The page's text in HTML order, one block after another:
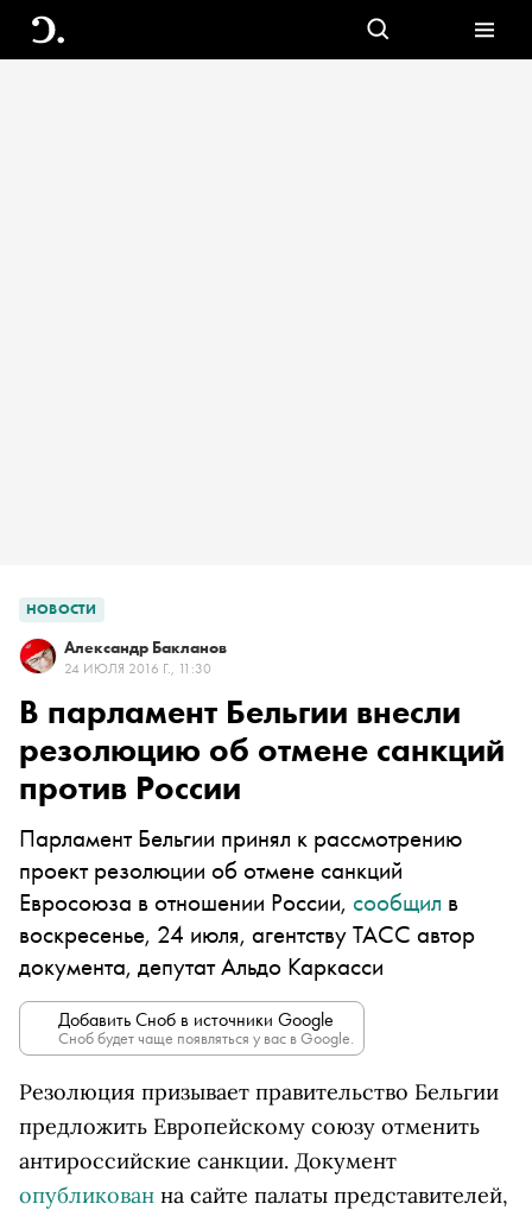
НОВОСТИ
Александр Бакланов
24 ИЮЛЯ 2016 Г., 11:30
В парламент Бельгии внесли
резолюцию об отмене санкций
против России
Парламент Бельгии принял к рассмотрению
проект резолюции об отмене санкций
Евросоюза в отношении России, сообщил в
воскресенье, 24 июля, агентству ТАСС автор
документа, депутат Альдо Каркасси
Добавить Сноб в источники Google
Сноб будет чаще появляться у вас в Google.
Резолюция призывает правительство Бельгии
предложить Европейскому союзу отменить
антироссийские санкции. Документ
опубликован на сайте палаты представителей,